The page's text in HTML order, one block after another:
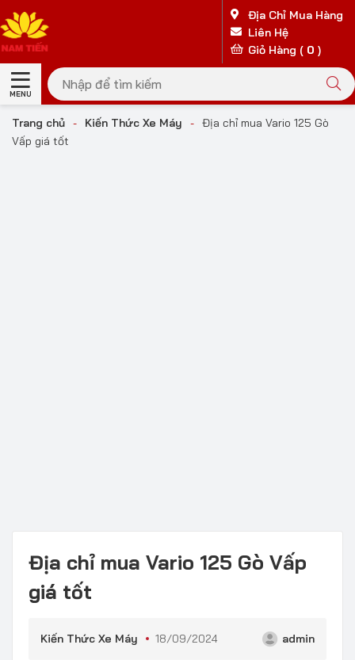
Địa Chỉ Mua Hàng
Liên Hệ
Giỏ Hàng ( 0 )
MENU
Trang chủ - Kiến Thức Xe Máy - Địa chỉ mua Vario 125 Gò
Vấp giá tốt
Địa chỉ mua Vario 125 Gò Vấp
giá tốt
Kiến Thức Xe Máy 18/09/2024 admin